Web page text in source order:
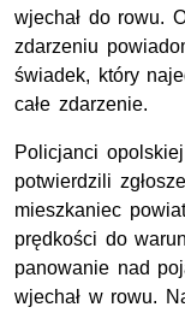
wjechał do rowu.
zdarzeniu
świadek, który
całe zdarzenie.
Policjanci
potwierdzili
mieszkaniec
prędkości do
panowanie nad
wjechał w rowu.